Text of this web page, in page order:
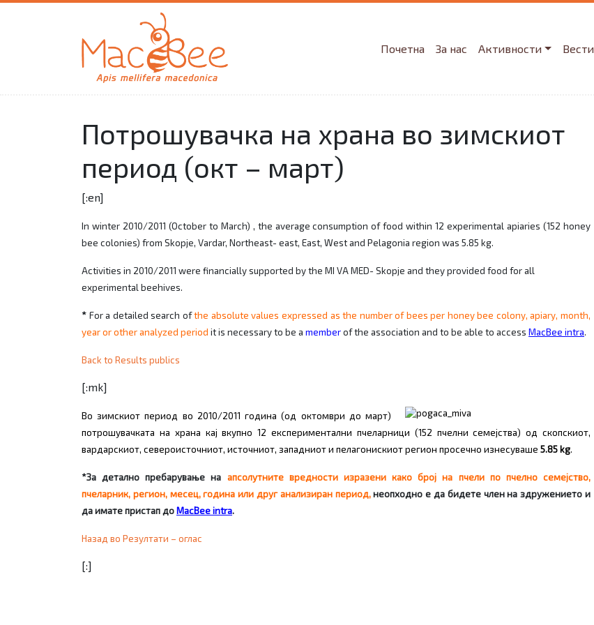
Почетна За нас Активности Вести
Потрошувачка на храна во зимскиот
период (окт – март)
[:en]
In winter 2010/2011 (October to March) , the average consumption of food within 12 experimental apiaries (152 honey
bee colonies) from Skopje, Vardar, Northeast- east, East, West and Pelagonia region was 5.85 kg.
Activities in 2010/2011 were financially supported by the MI VA MED- Skopje and they provided food for all
experimental beehives.
* For a detailed search ofthe absolute values expressed as the number of bees per honey bee colony, apiary, month,
year or other analyzed period it is necessary to be a memberof the association and to be able to access MacBee intra.
Back to Results publics
[:mk]
Во зимскиот период во 2010/2011 година (од октомври до март)
потрошувачката на храна кај вкупно 12 експериментални пчеларници (152 пчелни семејства) од скопскиот,
вардарскиот, североисточниот, источниот, западниот и пелагонискиот регион просечно изнесуваше 5.85 kg.
*За детално пребарување на апсолутните вредности изразени како број на пчелипо пчелно семејство,
пчеларник, регион, месец, година или друганализиран период,неопходно е да бидете член на здружението и
да имате пристап доMacBee intra.
Назад во Резултати – оглас
[:]